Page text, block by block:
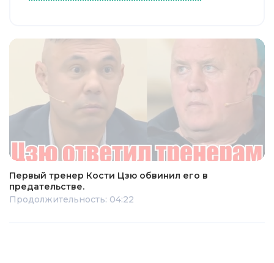
Первый тренер Кости Цзю обвинил его в
предательстве.
Продолжительность: 04:22